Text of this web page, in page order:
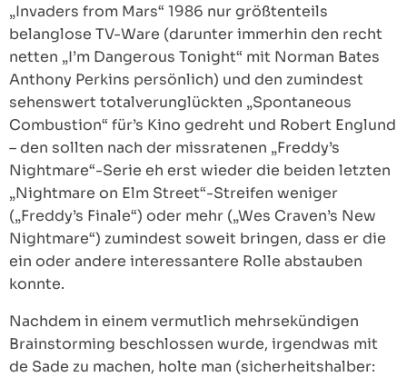
„Invaders from Mars“ 1986 nur größtenteils
belanglose TV-Ware (darunter immerhin den recht
netten „I’m Dangerous Tonight“ mit Norman Bates
Anthony Perkins persönlich) und den zumindest
sehenswert totalverunglückten „Spontaneous
Combustion“ für’s Kino gedreht und Robert Englund
– den sollten nach der missratenen „Freddy’s
Nightmare“-Serie eh erst wieder die beiden letzten
„Nightmare on Elm Street“-Streifen weniger
(„Freddy’s Finale“) oder mehr („Wes Craven’s New
Nightmare“) zumindest soweit bringen, dass er die
ein oder andere interessantere Rolle abstauben
konnte.
Nachdem in einem vermutlich mehrsekündigen
Brainstorming beschlossen wurde, irgendwas mit
de Sade zu machen, holte man (sicherheitshalber: